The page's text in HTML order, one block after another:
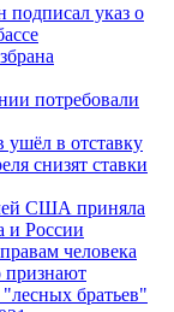
подписал указ о
потребовали
ушёл в отставку
снизят ставки
США приняла
и России
человека
признают
братьев"